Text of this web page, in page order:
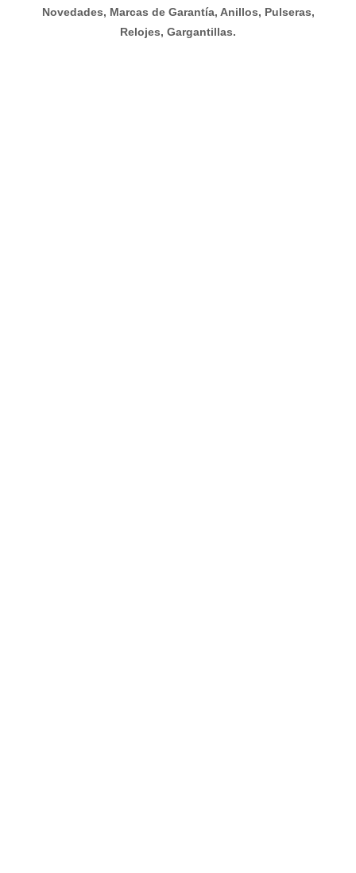
Novedades, Marcas de Garantía, Anillos, Pulseras,
Relojes, Gargantillas.